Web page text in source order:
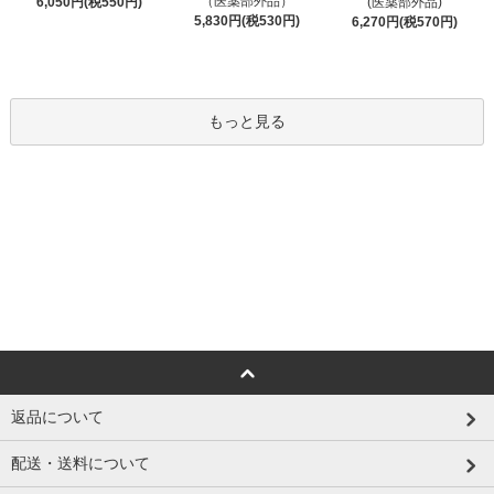
5,830円(税530円)
6,270円(税570円)
もっと見る
返品について
配送・送料について